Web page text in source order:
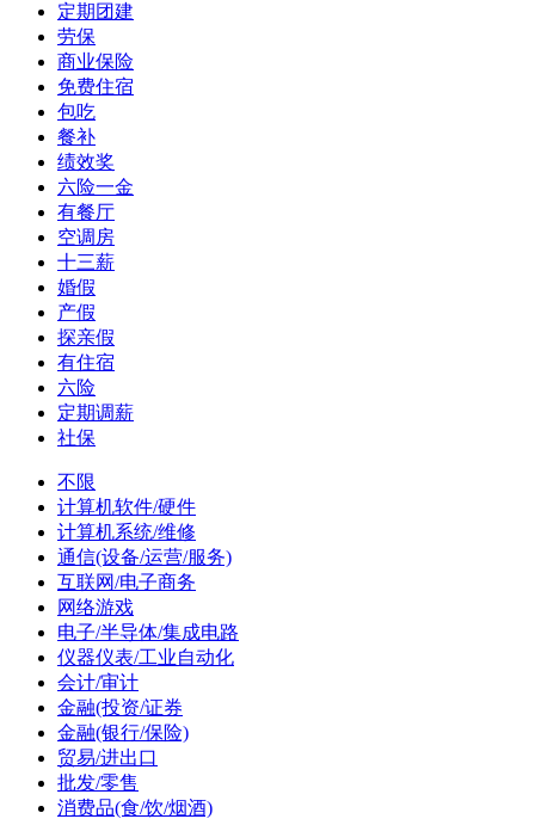
定期团建
劳保
商业保险
免费住宿
包吃
餐补
绩效奖
六险一金
有餐厅
空调房
十三薪
婚假
产假
探亲假
有住宿
六险
定期调薪
社保
不限
计算机软件/硬件
计算机系统/维修
通信(设备/运营/服务)
互联网/电子商务
网络游戏
电子/半导体/集成电路
仪器仪表/工业自动化
会计/审计
金融(投资/证券
金融(银行/保险)
贸易/进出口
批发/零售
消费品(食/饮/烟酒)